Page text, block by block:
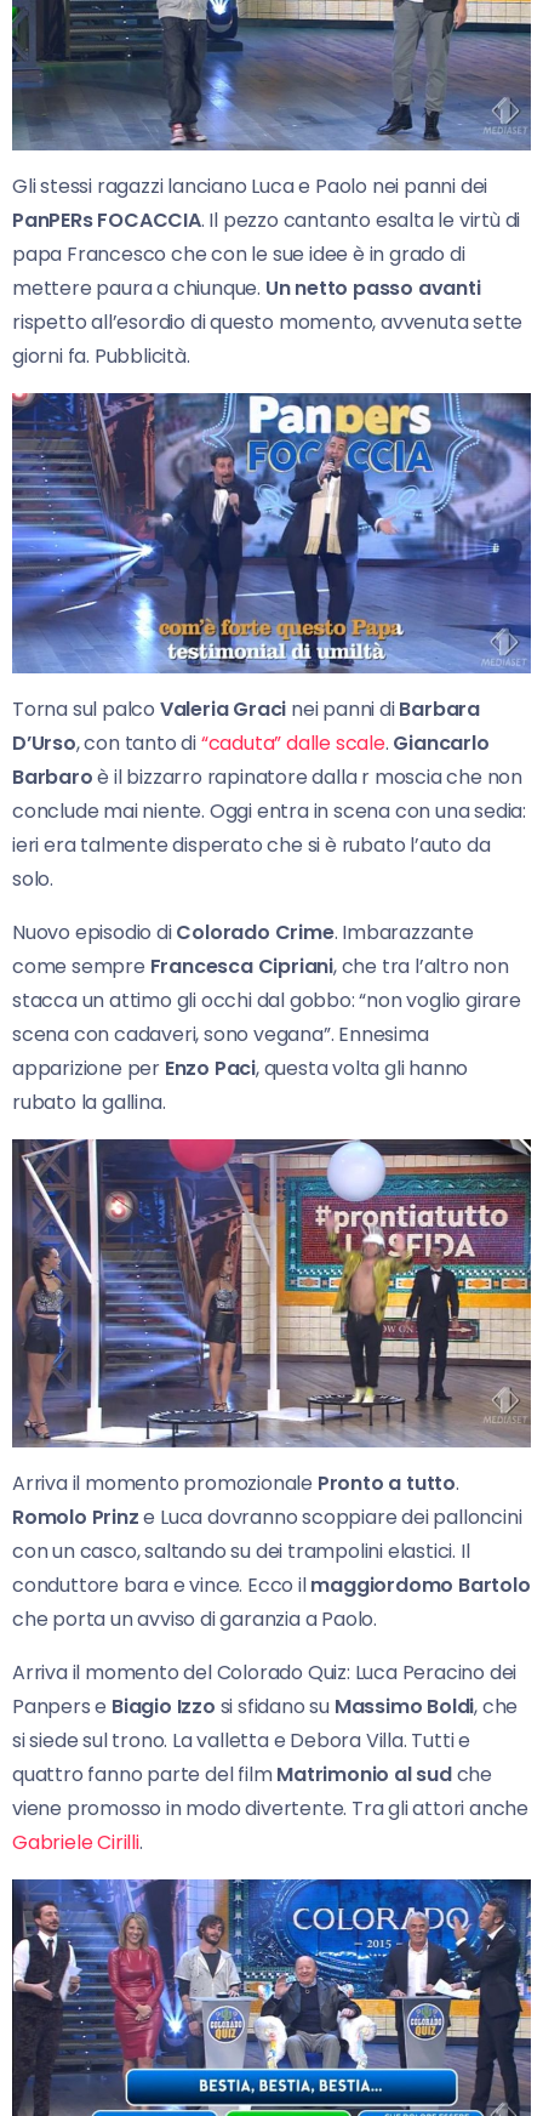
Gli stessi ragazzi lanciano Luca e Paolo nei panni dei
PanPERs FOCACCIA. Il pezzo cantanto esalta le virtù di
papa Francesco che con le sue idee è in grado di
mettere paura a chiunque. Un netto passo avanti
rispetto all’esordio di questo momento, avvenuta sette
giorni fa. Pubblicità.
Torna sul palco Valeria Graci nei panni diBarbara
D’Urso, con tanto di“caduta” dalle scale. Giancarlo
Barbaroè il bizzarro rapinatore dalla r moscia che non
conclude mai niente. Oggi entra in scena con una sedia:
ieri era talmente disperato che si è rubato l’auto da
solo.
Nuovo episodio diColorado Crime. Imbarazzante
come sempre Francesca Cipriani, che tra l’altro non
stacca un attimo gli occhi dal gobbo: “non voglio girare
scena con cadaveri, sono vegana”. Ennesima
apparizione per Enzo Paci, questa volta gli hanno
rubato la gallina.
Arriva il momento promozionale Pronto a tutto.
Romolo Prinze Luca dovranno scoppiare dei palloncini
con un casco, saltando su dei trampolini elastici. Il
conduttore bara e vince. Ecco ilmaggiordomo Bartolo
che porta un avviso di garanzia a Paolo.
Arriva il momento del Colorado Quiz: Luca Peracino dei
Panpers e Biagio Izzo si sfidano su Massimo Boldi, che
si siede sul trono. La valletta e Debora Villa. Tutti e
quattro fanno parte del filmMatrimonio al sudche
viene promosso in modo divertente. Tra gli attori anche
Gabriele Cirilli.